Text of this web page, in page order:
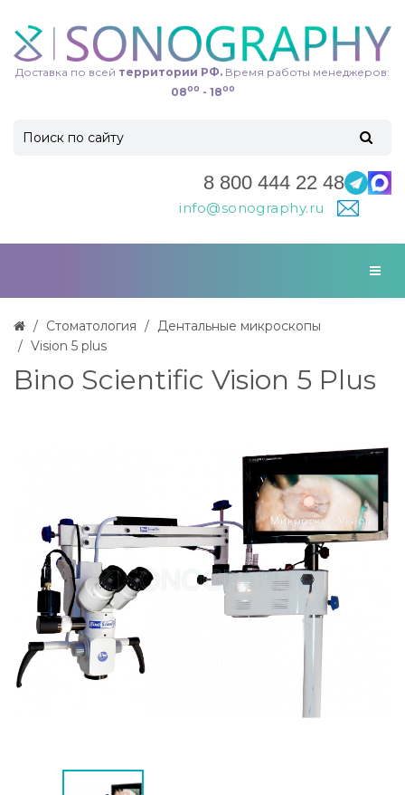
Доставка по всей территории РФ. Время работы менеджеров:
0800 - 1800
8 800 444 22 48
info@sonography.ru
Стоматология
Дентальные микроскопы
Vision 5 plus
Bino Scientific Vision 5 Plus